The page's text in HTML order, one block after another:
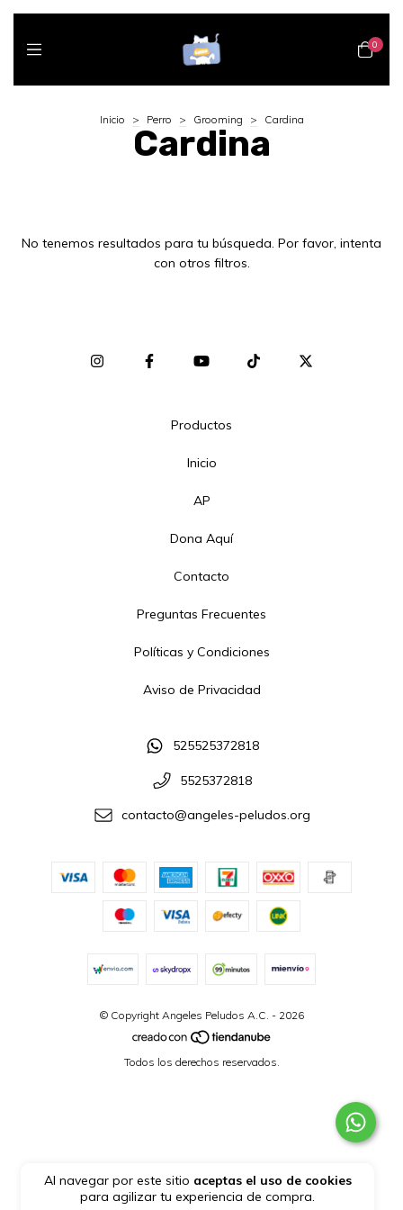
0
Al navegar por este sitio aceptas el uso de cookies
para agilizar tu experiencia de compra.
Inicio > Perro > Grooming > Cardina
Cardina
No tenemos resultados para tu búsqueda. Por favor, intenta
con otros filtros.
Productos
Inicio
AP
Dona Aquí
Contacto
Preguntas Frecuentes
Políticas y Condiciones
Aviso de Privacidad
525525372818
5525372818
contacto@angeles-peludos.org
© Copyright Angeles Peludos A.C. - 2026
Todos los derechos reservados.